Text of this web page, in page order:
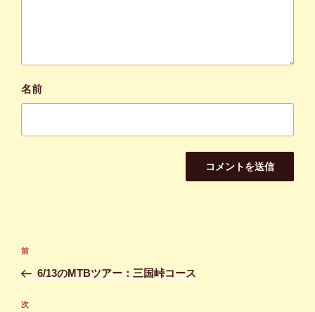
名前
投
ナ
ビ
前
の
稿
前
6/13のMTBツアー：三国峠コース
次
次